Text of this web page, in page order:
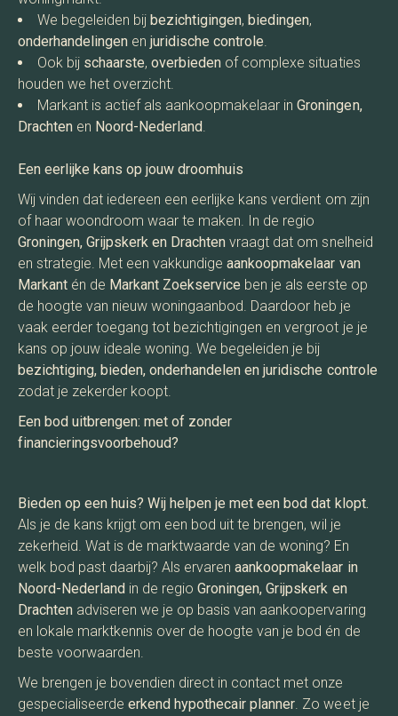
We begeleiden bijbezichtigingen,biedingen,
onderhandelingen enjuridische controle.
Ook bij schaarste,overbieden of complexe situaties
houden we het overzicht.
Markant is actief als aankoopmakelaar inGroningen,
Drachten en Noord-Nederland.
Een eerlijke kans op jouw droomhuis
Wij vinden dat iedereen een eerlijke kans verdient om zijn
of haar woondroom waar te maken. In de regio
Groningen, Grijpskerk en Drachten vraagt dat om snelheid
en strategie. Met een vakkundigeaankoopmakelaar van
Markant én de Markant Zoekservice ben je als eerste op
de hoogte van nieuw woningaanbod. Daardoor heb je
vaak eerder toegang tot bezichtigingen en vergroot je je
kans op jouw ideale woning. We begeleiden je bij
bezichtiging, bieden, onderhandelen en juridische controle
zodat je zekerder koopt.
Een bod uitbrengen: met of zonder
financieringsvoorbehoud?
Bieden op een huis? Wij helpen je met een bod dat klopt.
Als je de kans krijgt om een bod uit te brengen, wil je
zekerheid. Wat is de marktwaarde van de woning? En
welk bod past daarbij? Als ervarenaankoopmakelaar in
Noord-Nederland in de regioGroningen, Grijpskerk en
Drachten adviseren we je op basis van aankoopervaring
en lokale marktkennis over de hoogte van je bod én de
beste voorwaarden.
We brengen je bovendien direct in contact met onze
gespecialiseerdeerkend hypothecair planner. Zo weet je